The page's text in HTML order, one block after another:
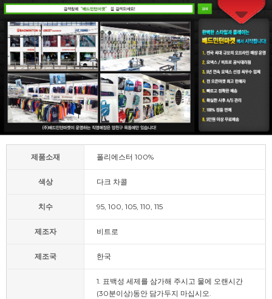
제품소재 폴리에스터 100%
색상 다크 차콜
치수 95, 100, 105, 110, 115
제조자 비트로
제조국 한국
1. 표백성 세제를 삼가해 주시고 물에 오랜시간
(30분이상)동안 담가두지 마십시오.